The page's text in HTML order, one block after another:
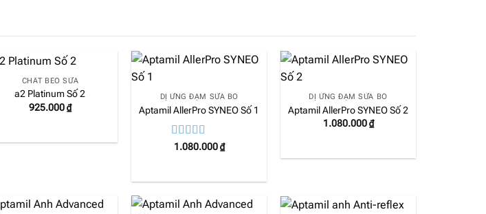
CHẤT BÉO SỮA
a2 Platinum Số 2
925.000₫
DỊ ỨNG ĐẠM SỮA BÒ
Aptamil AllerPro SYNEO Số 1
Được xếp
1.080.000₫
DỊ ỨNG ĐẠM SỮA BÒ
Aptamil AllerPro SYNEO Số 2
1.080.000₫